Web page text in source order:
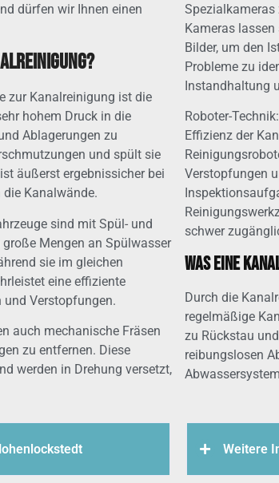
dürfen wir Ihnen einen
zur Kanalreinigung ist die
hohem Druck in die
Ablagerungen zu
und spült sie
äußerst ergebnissicher bei
Kanalwände.
sind mit Spül- und
Mengen an Spülwasser
sie im gleichen
eine effiziente
und Verstopfungen.
auch mechanische Fräsen
zu entfernen. Diese
werden in Drehung versetzt,
Spezialkameras
Kameras
Bilder, um den
Probleme zu
Instandhaltung
Roboter-
Effizienz der
Verstopfungen
schwer
Was eine
Durch die
regelmäßige
zu Rückstau
reibungslosen
Weitere